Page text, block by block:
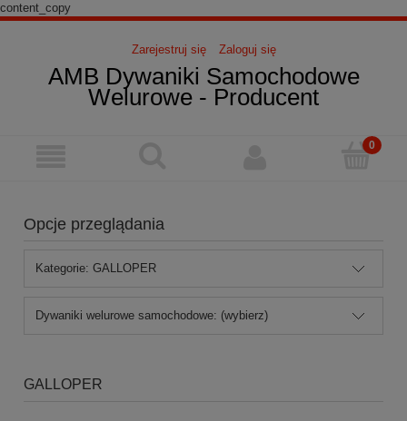
content_copy
Zarejestruj się Zaloguj się
AMB Dywaniki Samochodowe
Welurowe - Producent
Opcje przeglądania
Kategorie: GALLOPER
Dywaniki welurowe samochodowe: (wybierz)
GALLOPER